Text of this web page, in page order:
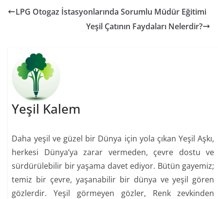
LPG Otogaz İstasyonlarında Sorumlu Müdür Eğitimi
Yeşil Çatının Faydaları Nelerdir?
Yeşil Kalem
Daha yeşil ve güzel bir Dünya için yola çıkan Yeşil Aşkı,
herkesi Dünya’ya zarar vermeden, çevre dostu ve
sürdürülebilir bir yaşama davet ediyor. Bütün gayemiz;
temiz bir çevre, yaşanabilir bir dünya ve yeşil gören
gözlerdir. Yeşil görmeyen gözler, Renk zevkinden